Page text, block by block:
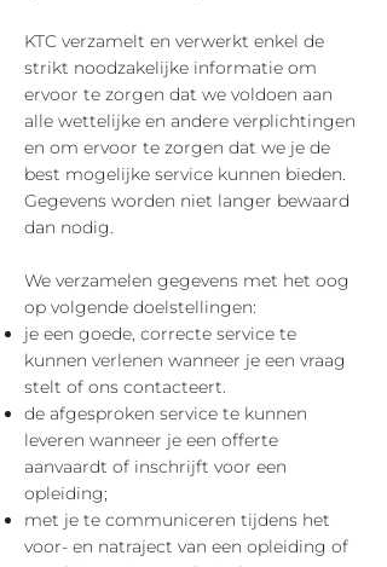
KTC verzamelt en verwerkt enkel de
strikt noodzakelijke informatie om
ervoor te zorgen dat we voldoen aan
alle wettelijke en andere verplichtingen
en om ervoor te zorgen dat we je de
best mogelijke service kunnen bieden.
Gegevens worden niet langer bewaard
dan nodig.
We verzamelen gegevens met het oog
op volgende doelstellingen:
je een goede, correcte service te
kunnen verlenen wanneer je een vraag
stelt of ons contacteert.
de afgesproken service te kunnen
leveren wanneer je een offerte
aanvaardt of inschrijft voor een
opleiding;
met je te communiceren tijdens het
voor- en natraject van een opleiding of